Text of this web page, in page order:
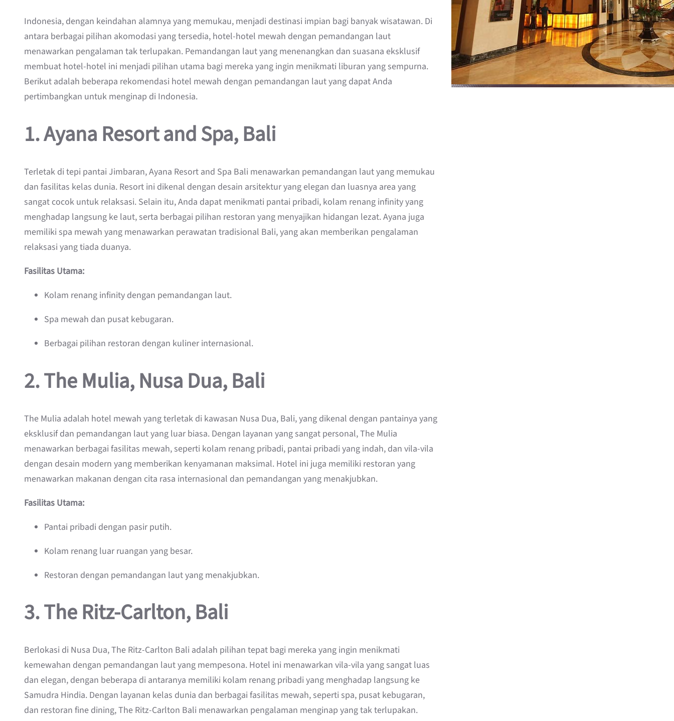
Indonesia, dengan keindahan alamnya yang memukau, menjadi destinasi impian bagi banyak wisatawan. Di
antara berbagai pilihan akomodasi yang tersedia, hotel-hotel mewah dengan pemandangan laut
menawarkan pengalaman tak terlupakan. Pemandangan laut yang menenangkan dan suasana eksklusif
membuat hotel-hotel ini menjadi pilihan utama bagi mereka yang ingin menikmati liburan yang sempurna.
Berikut adalah beberapa rekomendasi hotel mewah dengan pemandangan laut yang dapat Anda
pertimbangkan untuk menginap di Indonesia.
1.Ayana Resort and Spa, Bali
Terletak di tepi pantai Jimbaran, Ayana Resort and Spa Bali menawarkan pemandangan laut yang memukau
dan fasilitas kelas dunia. Resort ini dikenal dengan desain arsitektur yang elegan dan luasnya area yang
sangat cocok untuk relaksasi. Selain itu, Anda dapat menikmati pantai pribadi, kolam renang infinity yang
menghadap langsung ke laut, serta berbagai pilihan restoran yang menyajikan hidangan lezat. Ayana juga
memiliki spa mewah yang menawarkan perawatan tradisional Bali, yang akan memberikan pengalaman
relaksasi yang tiada duanya.
Fasilitas Utama:
Kolam renang infinity dengan pemandangan laut.
Spa mewah dan pusat kebugaran.
Berbagai pilihan restoran dengan kuliner internasional.
2.The Mulia, Nusa Dua, Bali
The Mulia adalah hotel mewah yang terletak di kawasan Nusa Dua, Bali, yang dikenal dengan pantainya yang
eksklusif dan pemandangan laut yang luar biasa. Dengan layanan yang sangat personal, The Mulia
menawarkan berbagai fasilitas mewah, seperti kolam renang pribadi, pantai pribadi yang indah, dan vila-vila
dengan desain modern yang memberikan kenyamanan maksimal. Hotel ini juga memiliki restoran yang
menawarkan makanan dengan cita rasa internasional dan pemandangan yang menakjubkan.
Fasilitas Utama:
Pantai pribadi dengan pasir putih.
Kolam renang luar ruangan yang besar.
Restoran dengan pemandangan laut yang menakjubkan.
3.The Ritz-Carlton, Bali
Berlokasi di Nusa Dua, The Ritz-Carlton Bali adalah pilihan tepat bagi mereka yang ingin menikmati
kemewahan dengan pemandangan laut yang mempesona. Hotel ini menawarkan vila-vila yang sangat luas
dan elegan, dengan beberapa di antaranya memiliki kolam renang pribadi yang menghadap langsung ke
Samudra Hindia. Dengan layanan kelas dunia dan berbagai fasilitas mewah, seperti spa, pusat kebugaran,
dan restoran fine dining, The Ritz-Carlton Bali menawarkan pengalaman menginap yang tak terlupakan.